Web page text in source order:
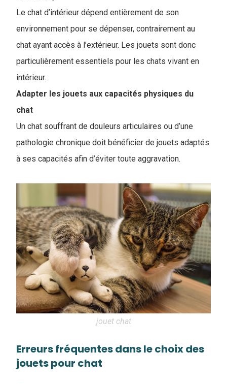
Le chat d’intérieur dépend entièrement de son
environnement pour se dépenser, contrairement au
chat ayant accès à l’extérieur. Les jouets sont donc
particulièrement essentiels pour les chats vivant en
intérieur.
Adapter les jouets aux capacités physiques du
chat
Un chat souffrant de douleurs articulaires ou d’une
pathologie chronique doit bénéficier de jouets adaptés
à ses capacités afin d’éviter toute aggravation.
jouet chat
Erreurs fréquentes dans le choix des
jouets pour chat